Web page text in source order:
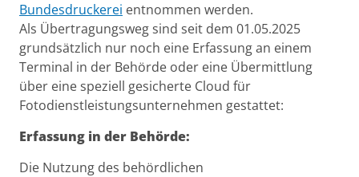
Bundesdruckerei entnommen werden.
Als Übertragungsweg sind seit dem 01.05.2025
grundsätzlich nur noch eine Erfassung an einem
Terminal in der Behörde oder eine Übermittlung
über eine speziell gesicherte Cloud für
Fotodienstleistungsunternehmen gestattet:
Erfassung in der Behörde:
Die Nutzung des behördlichen